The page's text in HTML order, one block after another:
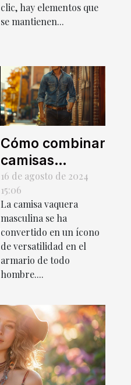
clic, hay elementos que
se mantienen...
Cómo combinar
camisas
vaqueras
masculinas
para diferentes
ocasiones
16 de agosto de 2024
15:06
La camisa vaquera
masculina se ha
convertido en un ícono
de versatilidad en el
armario de todo
hombre....